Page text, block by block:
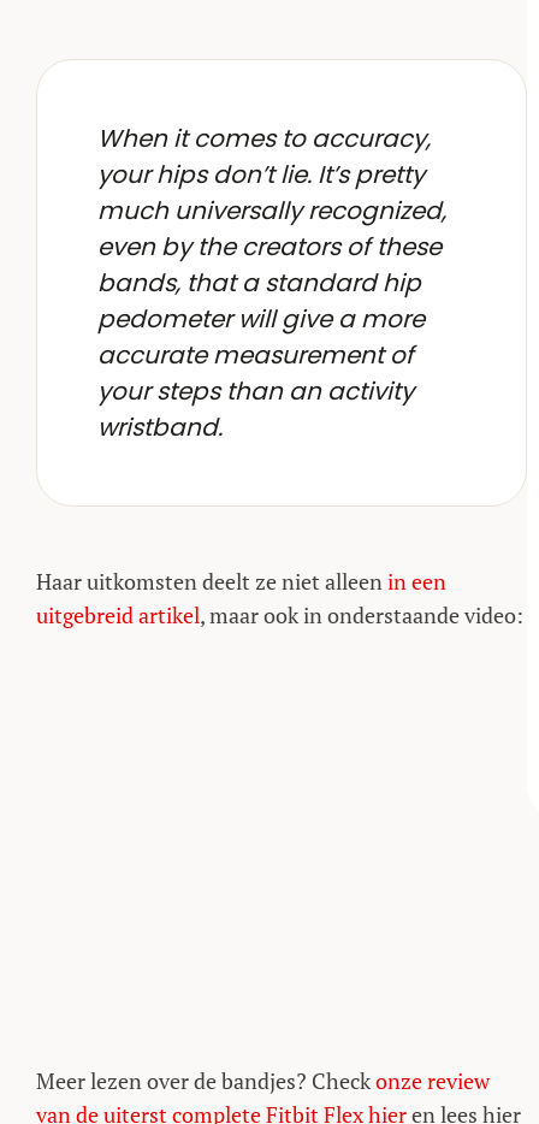
When it comes to accuracy,
your hips don’t lie. It’s pretty
much universally recognized,
even by the creators of these
bands, that a standard hip
pedometer will give a more
accurate measurement of
your steps than an activity
wristband.
Haar uitkomsten deelt ze niet alleen in een
uitgebreid artikel, maar ook in onderstaande video:
Meer lezen over de bandjes? Checkonze review
van de uiterst complete Fitbit Flex hieren lees hier